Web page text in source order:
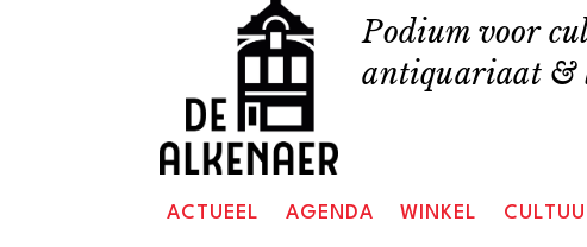
Podium voor
antiquariaat &
ACTUEEL AGENDA WINKEL